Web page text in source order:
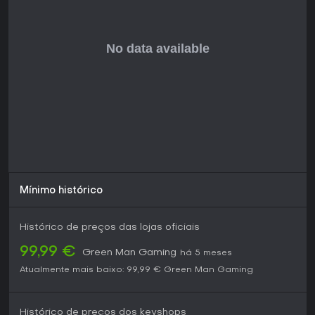
mecânicas de sobrevivência e do histórico da Hello Games.
Mínimo histórico
Histórico de preços das lojas oficiais
99,99 € Green Man Gaming
há 5 meses
Atualmente mais baixo: 99,99 € Green Man Gaming
Histórico de preços dos keyshops